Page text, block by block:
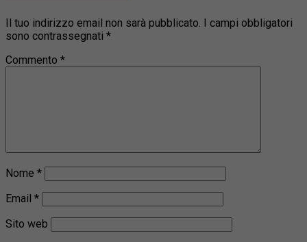
Il tuo indirizzo email non sarà pubblicato. I campi obbligatori
sono contrassegnati *
Commento *
Nome *
Email *
Sito web